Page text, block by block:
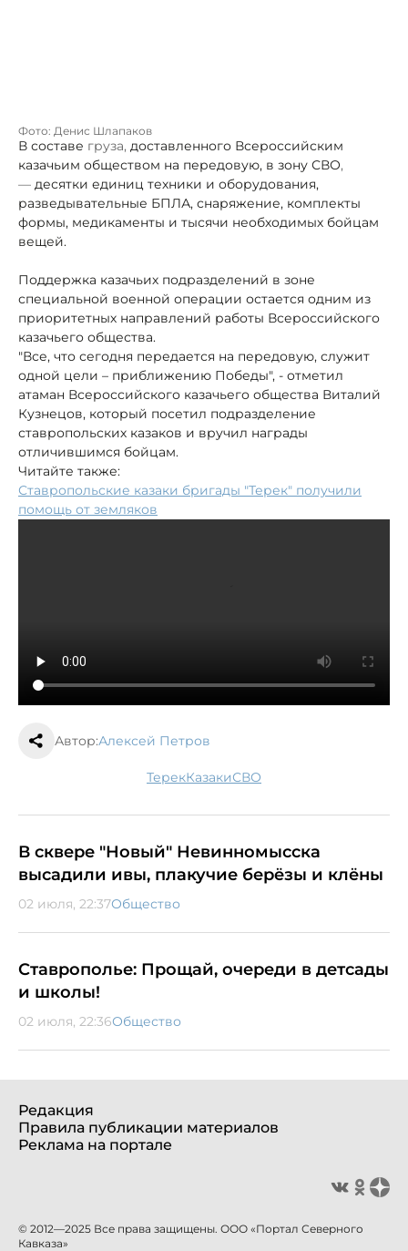
Фото: Денис Шлапаков
В составе груза, доставленного Всероссийским
казачьим обществом на передовую, в зону СВО,
— десятки единиц техники и оборудования,
разведывательные БПЛА, снаряжение, комплекты
формы, медикаменты и тысячи необходимых бойцам
вещей.
Поддержка казачьих подразделений в зоне
специальной военной операции остается одним из
приоритетных направлений работы Всероссийского
казачьего общества.
"Все, что сегодня передается на передовую, служит
одной цели – приближению Победы", - отметил
атаман Всероссийского казачьего общества Виталий
Кузнецов, который посетил подразделение
ставропольских казаков и вручил награды
отличившимся бойцам.
Читайте также:
Ставропольские казаки бригады "Терек" получили
помощь от земляков
Автор:Алексей Петров
Терек казаки СВО
В сквере "Новый" Невинномысска
высадили ивы, плакучие берёзы и клёны
02 июля, 22:37Общество
Ставрополье: Прощай, очереди в детсады
и школы!
02 июля, 22:36Общество
Редакция
Правила публикации материалов
Реклама на портале
© 2012—2025 Все права защищены. ООО «Портал Северного
Кавказа»